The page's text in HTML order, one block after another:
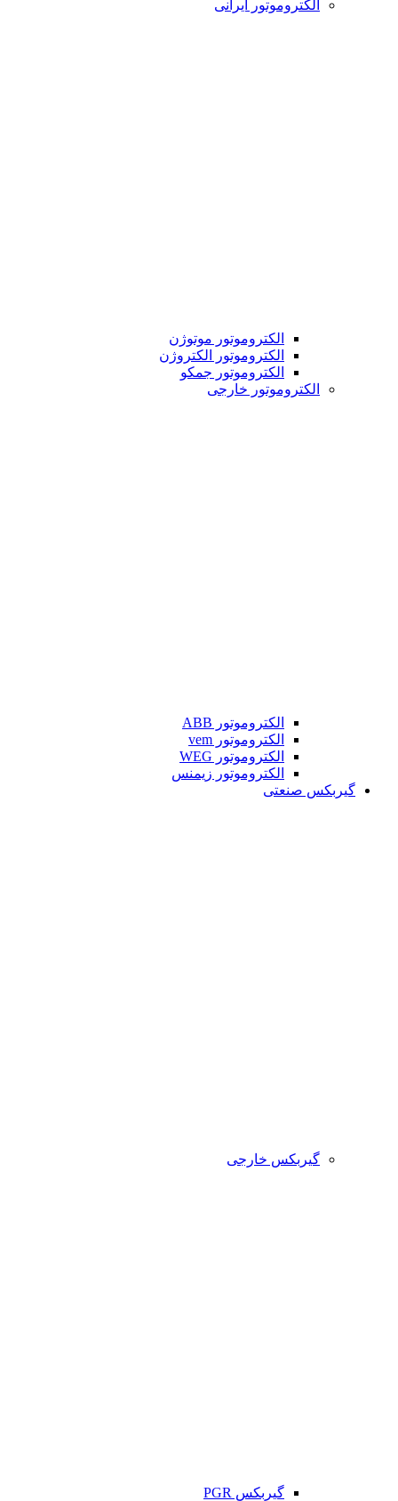
الکتروموتور ایرانی
الکتروموتور موتوژن
الکتروموتور الکتروژن
الکتروموتور جمکو
الکتروموتور خارجی
الکتروموتور ABB
الکتروموتور vem
الکتروموتور WEG
الکتروموتور زیمنس
گیربکس صنعتی
گیربکس خارجی
گیربکس PGR